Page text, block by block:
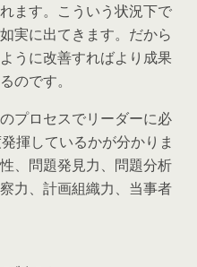
ます。こういう状況下で
実に出てきます。だから
うに改善すればより成果
のです。
プロセスでリーダーに必
揮しているかが分かりま
、問題発見力、問題分析
力、計画組織力、当事者